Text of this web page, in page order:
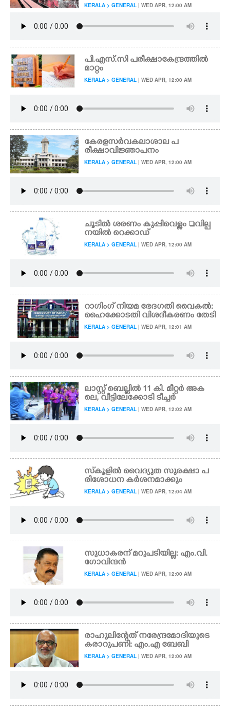
KERALA > GENERAL | WED APR, 12:00 AM
പി.എസ്.സി പരീക്ഷാകേന്ദ്രത്തിൽ
മാറ്റം
KERALA > GENERAL | WED APR, 12:00 AM
കേരളസർവകലാശാല പ
രീക്ഷാവിജ്ഞാപനം
KERALA > GENERAL | WED APR, 12:00 AM
ചൂടിൽ ശരണം കുപ്പിവെള്ളം വില്പ
നയിൽ റെക്കാഡ്
KERALA > GENERAL | WED APR, 12:00 AM
റാഗിംഗ് നിയമ ഭേദഗതി വൈകൽ:
ഹൈക്കോടതി വിശദീകരണം തേടി
KERALA > GENERAL | WED APR, 12:01 AM
ലാ​സ്റ്റ് ​ബെ​ല്ലി​ൽ​ 11 കി. മീറ്റർ അക
ലെ,​ വീ​ട്ടി​ലേ​ക്കോ​ടി​ ​ടീ​ച്ച​ർ
KERALA > GENERAL | WED APR, 12:02 AM
സ്‌കൂളിൽ വൈദ്യുത സുരക്ഷാ പ
രിശോധന കർശനമാക്കും
KERALA > GENERAL | WED APR, 12:04 AM
സുധാകരന് മറുപടിയില്ല: എം.വി.
ഗോവിന്ദൻ
KERALA > GENERAL | WED APR, 12:00 AM
രാഹുലിന്റേത് നരേന്ദ്രമോദിയുടെ
കരാറുപണി: എം.എ ബേബി
KERALA > GENERAL | WED APR, 12:00 AM